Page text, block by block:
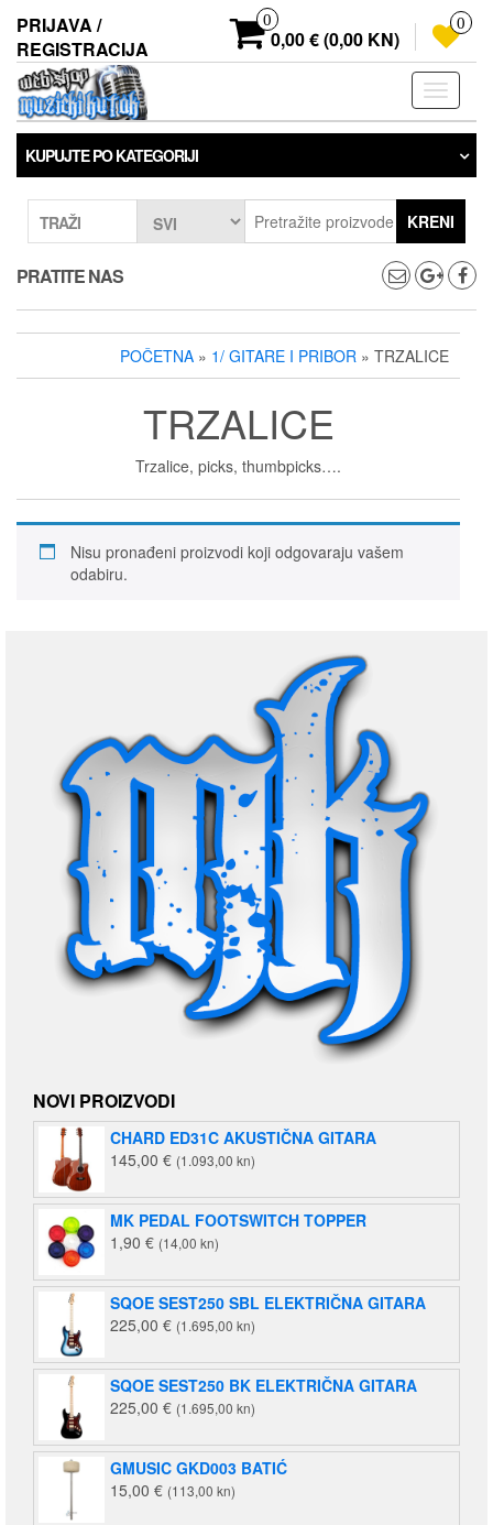
sadržaj
PRIJAVA /
REGISTRACIJA
0
0,00 € (0,00 KN)
0
KUPUJTE PO KATEGORIJI
TRAŽI KRENI
PRATITE NAS
POČETNA » 1/ GITARE I PRIBOR » TRZALICE
TRZALICE
Trzalice, picks, thumbpicks….
Nisu pronađeni proizvodi koji odgovaraju vašem
odabiru.
NOVI PROIZVODI
CHARD ED31C AKUSTIČNA GITARA
145,00 € (1.093,00 kn)
MK PEDAL FOOTSWITCH TOPPER
1,90 € (14,00 kn)
SQOE SEST250 SBL ELEKTRIČNA GITARA
225,00 € (1.695,00 kn)
SQOE SEST250 BK ELEKTRIČNA GITARA
225,00 € (1.695,00 kn)
GMUSIC GKD003 BATIĆ
15,00 € (113,00 kn)